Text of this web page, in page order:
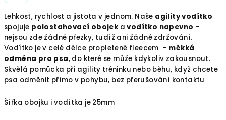
Lehkost, rychlost a jistota v jednom. Naše agility vodítko
spojuje polostahovací obojekavodítko napevno –
nejsou zde žádné přezky, tudíž ani žádné zdržování.
Vodítko je v celé délce propletené fleecem – měkká
odměna pro psa, do které se může kdykoliv zakousnout.
Skvělá pomůcka při agility tréninku nebo běhu, když chcete
psa odměnit přímo v pohybu, bez přerušování kontaktu
Šířka obojku i vodítka je 25mm